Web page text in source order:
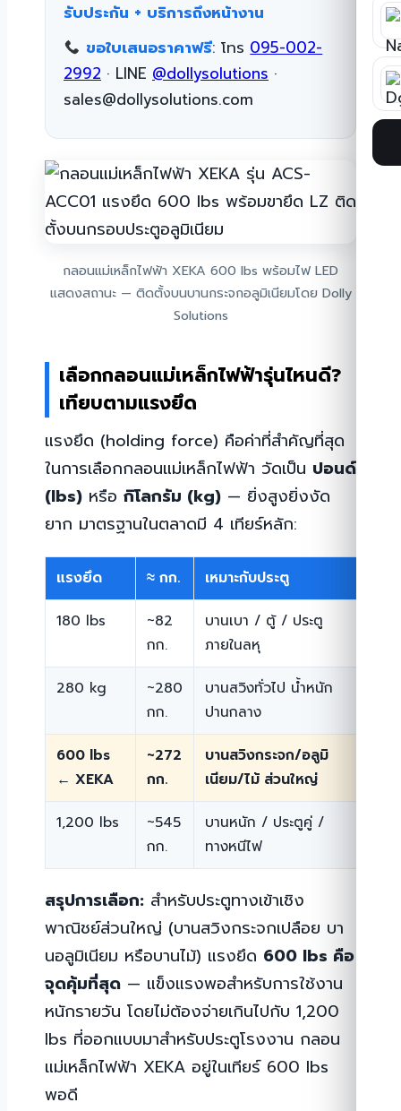
รับประกัน + บริการถึงหน้างาน
ขอใบเสนอราคาฟรี: โทร095-002-
2992 · LINE @dollysolutions ·
sales@dollysolutions.com
กลอนแม่เหล็กไฟฟ้า XEKA 600 lbs พร้อมไฟ LED
แสดงสถานะ — ติดตั้งบนบานกระจกอลูมิเนียมโดย Dolly
Solutions
เลือกกลอนแม่เหล็กไฟฟ้ารุ่นไหนดี?
เทียบตามแรงยึด
แรงยึด (holding force) คือค่าที่สำคัญที่สุด
ในการเลือกกลอนแม่เหล็กไฟฟ้า วัดเป็น ปอนด์
(lbs) หรือ กิโลกรัม (kg) — ยิ่งสูงยิ่งงัด
ยาก มาตรฐานในตลาดมี 4 เทียร์หลัก:
แรงยึด ≈ กก. เหมาะกับประตู
180 lbs
~82
กก.
บานเบา / ตู้ / ประตู
ภายในลหุ
280 kg
~280
กก.
บานสวิงทั่วไป น้ำหนัก
ปานกลาง
600 lbs
← XEKA
~272
กก.
บานสวิงกระจก/อลูมิ
เนียม/ไม้ ส่วนใหญ่
1,200 lbs
~545
กก.
บานหนัก / ประตูคู่ /
ทางหนีไฟ
สรุปการเลือก: สำหรับประตูทางเข้าเชิง
พาณิชย์ส่วนใหญ่ (บานสวิงกระจกเปลือย บา
นอลูมิเนียม หรือบานไม้) แรงยึด 600 lbs คือ
จุดคุ้มที่สุด — แข็งแรงพอสำหรับการใช้งาน
หนักรายวัน โดยไม่ต้องจ่ายเกินไปกับ 1,200
lbs ที่ออกแบบมาสำหรับประตูโรงงาน กลอน
แม่เหล็กไฟฟ้า XEKA อยู่ในเทียร์ 600 lbs
พอดี